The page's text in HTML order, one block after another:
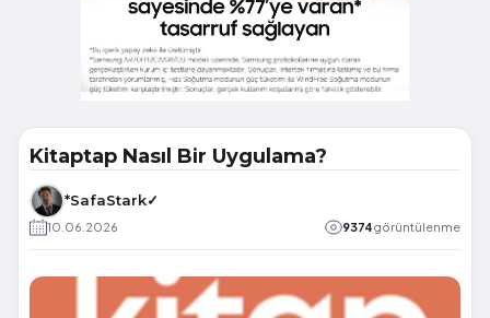
Kitaptap Nasıl Bir Uygulama?
*SafaStark✓
10.06.2026 9374görüntülenme